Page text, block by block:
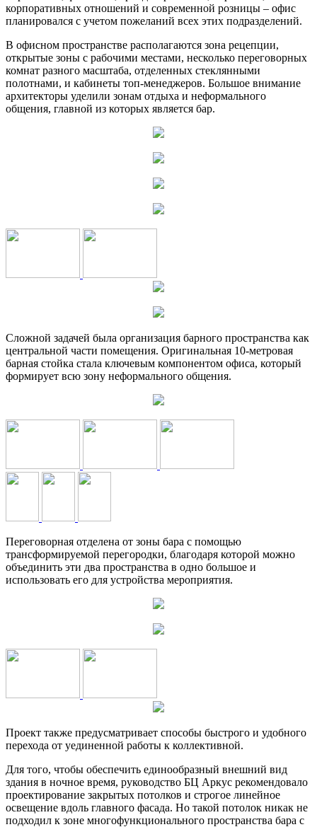
корпоративных отношений и современной розницы – офис
планировался с учетом пожеланий всех этих подразделений.
В офисном пространстве располагаются зона рецепции,
открытые зоны с рабочими местами, несколько переговорных
комнат разного масштаба, отделенных стеклянными
полотнами, и кабинеты топ-менеджеров. Большое внимание
архитекторы уделили зонам отдыха и неформального
общения, главной из которых является бар.
Сложной задачей была организация барного пространства как
центральной части помещения. Оригинальная 10-метровая
барная стойка стала ключевым компонентом офиса, который
формирует всю зону неформального общения.
Переговорная отделена от зоны бара с помощью
трансформируемой перегородки, благодаря которой можно
объединить эти два пространства в одно большое и
использовать его для устройства мероприятия.
Проект также предусматривает способы быстрого и удобного
перехода от уединенной работы к коллективной.
Для того, чтобы обеспечить единообразный внешний вид
здания в ночное время, руководство БЦ Аркус рекомендовало
проектирование закрытых потолков и строгое линейное
освещение вдоль главного фасада. Но такой потолок никак не
подходил к зоне многофункционального пространства бара с